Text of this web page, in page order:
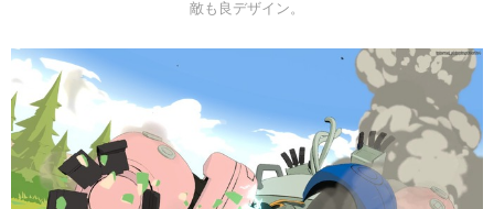
敵も良デザイン。